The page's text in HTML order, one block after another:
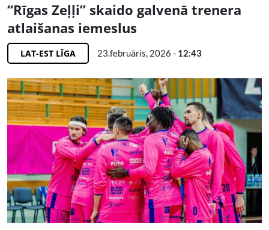
“Rīgas Zeļļi” skaido galvenā trenera
atlaišanas iemeslus
LAT-EST LĪGA 23.februāris, 2026 - 12:43